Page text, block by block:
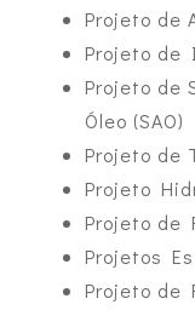
Projeto de
Projeto de
Projeto de
Óleo (SAO)
Projeto de
Projeto
Projeto de
Projetos
Projeto de